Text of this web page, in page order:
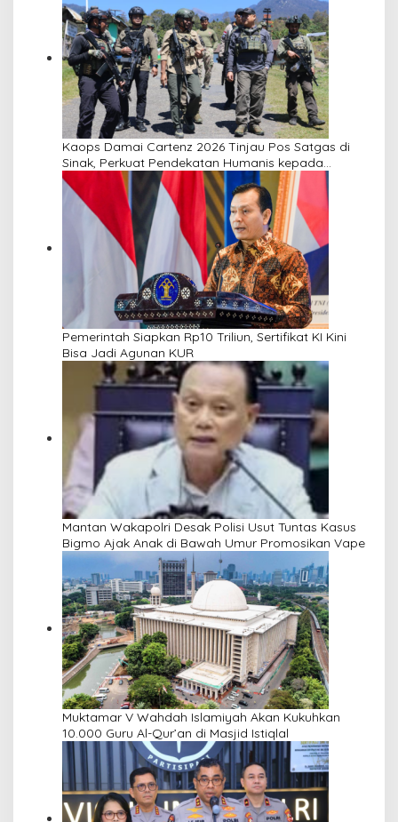
Kaops Damai Cartenz 2026 Tinjau Pos Satgas di
Sinak, Perkuat Pendekatan Humanis kepada
Masyarakat
Pemerintah Siapkan Rp10 Triliun, Sertifikat KI Kini
Bisa Jadi Agunan KUR
Mantan Wakapolri Desak Polisi Usut Tuntas Kasus
Bigmo Ajak Anak di Bawah Umur Promosikan Vape
Muktamar V Wahdah Islamiyah Akan Kukuhkan
10.000 Guru Al-Qur’an di Masjid Istiqlal